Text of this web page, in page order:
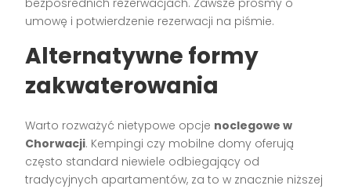
bezpośrednich rezerwacjach. Zawsze prośmy o
umowę i potwierdzenie rezerwacji na piśmie.
Alternatywne formy
zakwaterowania
Warto rozważyć nietypowe opcje noclegowe w
Chorwacji. Kempingi czy mobilne domy oferują
często standard niewiele odbiegający od
tradycyjnych apartamentów, za to w znacznie niższej